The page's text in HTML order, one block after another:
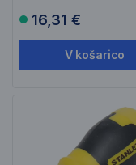
16,31 €
V košarico